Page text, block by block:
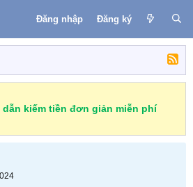
Đăng nhập Đăng ký
dẫn kiếm tiền đơn giản miễn phí